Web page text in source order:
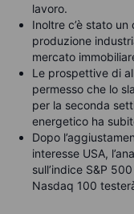
lavoro.
Inoltre c’è stato
produzione
mercato
Le prospettive di
permesso che lo
per la seconda
energetico ha
Dopo
interesse USA,
sull’indice S&P
Nasdaq 100